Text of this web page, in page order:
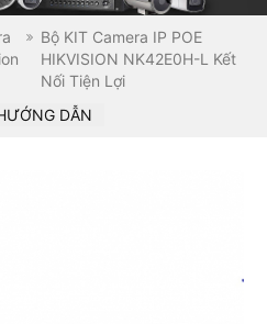
Bộ KIT Camera IP POE
HIKVISION NK42E0H-L Kết
Nối Tiện Lợi
DẪN